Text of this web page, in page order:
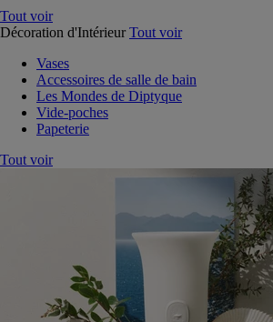
Tout voir
Décoration d'Intérieur Tout voir
Vases
Accessoires de salle de bain
Les Mondes de Diptyque
Vide-poches
Papeterie
Tout voir